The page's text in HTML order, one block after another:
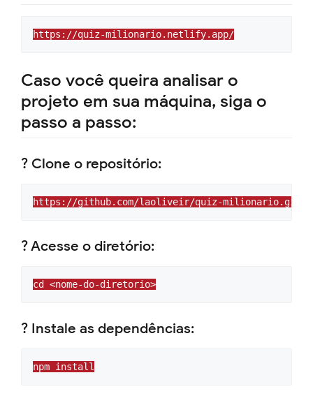
https://quiz-milionario.netlify.app/
Caso você queira analisar o
projeto em sua máquina, siga o
passo a passo:
? Clone o repositório:
https://github.com/laoliveir/quiz-milionario.git
? Acesse o diretório:
cd <nome-do-diretorio>
? Instale as dependências:
npm install